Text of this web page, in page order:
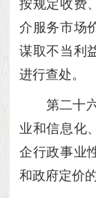
按规定收费
介服务市场
谋取不当利
进行查处。
第二十
业和信息化
企行政事业
和政府定价